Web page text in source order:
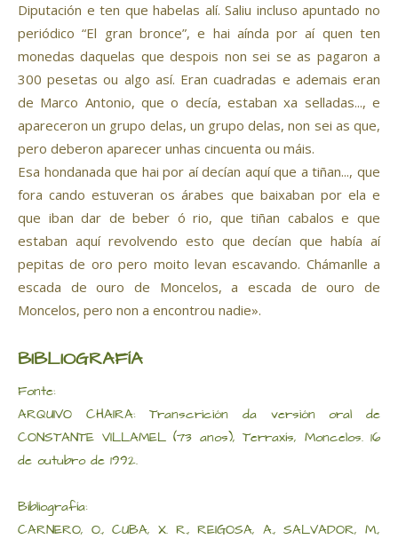
Diputación e ten que habelas alí. Saliu incluso apuntado no
periódico “El gran bronce”, e hai aínda por aí quen ten
monedas daquelas que despois non sei se as pagaron a
300 pesetas ou algo así. Eran cuadradas e ademais eran
de Marco Antonio, que o decía, estaban xa selladas..., e
apareceron un grupo delas, un grupo delas, non sei as que,
pero deberon aparecer unhas cincuenta ou máis.
Esa hondanada que hai por aí decían aquí que a tiñan..., que
fora cando estuveran os árabes que baixaban por ela e
que iban dar de beber ó rio, que tiñan cabalos e que
estaban aquí revolvendo esto que decían que había aí
pepitas de oro pero moito levan escavando. Chámanlle a
escada de ouro de Moncelos, a escada de ouro de
Moncelos, pero non a encontrou nadie».
BIBLIOGRAFÍA
Fonte:
ARQUIVO CHAIRA: Transcrición da versión oral de
CONSTANTE VILLAMEL (73 anos), Terraxís, Moncelos. 16
de outubro de 1992.
Bibliografía:
CARNERO, O., CUBA, X. R., REIGOSA, A., SALVADOR, M.,